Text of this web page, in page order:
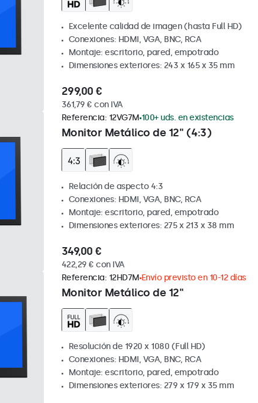
Excelente calidad de imagen (hasta Full HD)
Conexiones: HDMI, VGA, BNC, RCA
Montaje: escritorio, pared, empotrado
Dimensiones exteriores: 243 x 165 x 35 mm
299,00 €
361,79 € con IVA
Monitor Metálico de 12" (4:3)
Referencia: 12VG7M 100+ uds. en existencias
Relación de aspecto 4:3
Conexiones: HDMI, VGA, BNC, RCA
Montaje: escritorio, pared, empotrado
Dimensiones exteriores: 275 x 213 x 38 mm
349,00 €
422,29 € con IVA
Monitor Metálico de 12"
Referencia: 12HD7M Envío previsto en 10-12 días
Resolución de 1920 x 1080 (Full HD)
Conexiones: HDMI, VGA, BNC, RCA
Montaje: escritorio, pared, empotrado
Dimensiones exteriores: 279 x 179 x 35 mm